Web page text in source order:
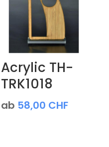
Acrylic TH-
TRK1018
ab 58,00 CHF